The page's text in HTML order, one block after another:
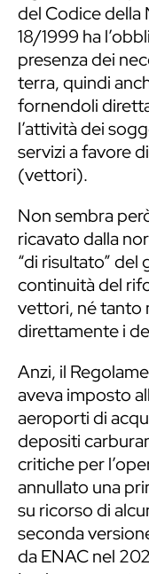
del Codice della
18/1999 ha
presenza dei
terra, quindi
fornendoli
l’attività dei
servizi a favore
(vettori).
Non sembra
ricavato dalla
“di risultato” del
continuità del
vettori, né tanto
direttamente i
Anzi, il
aveva imposto
aeroporti di
depositi
critiche per
annullato una
su ricorso di
seconda
da ENAC nel